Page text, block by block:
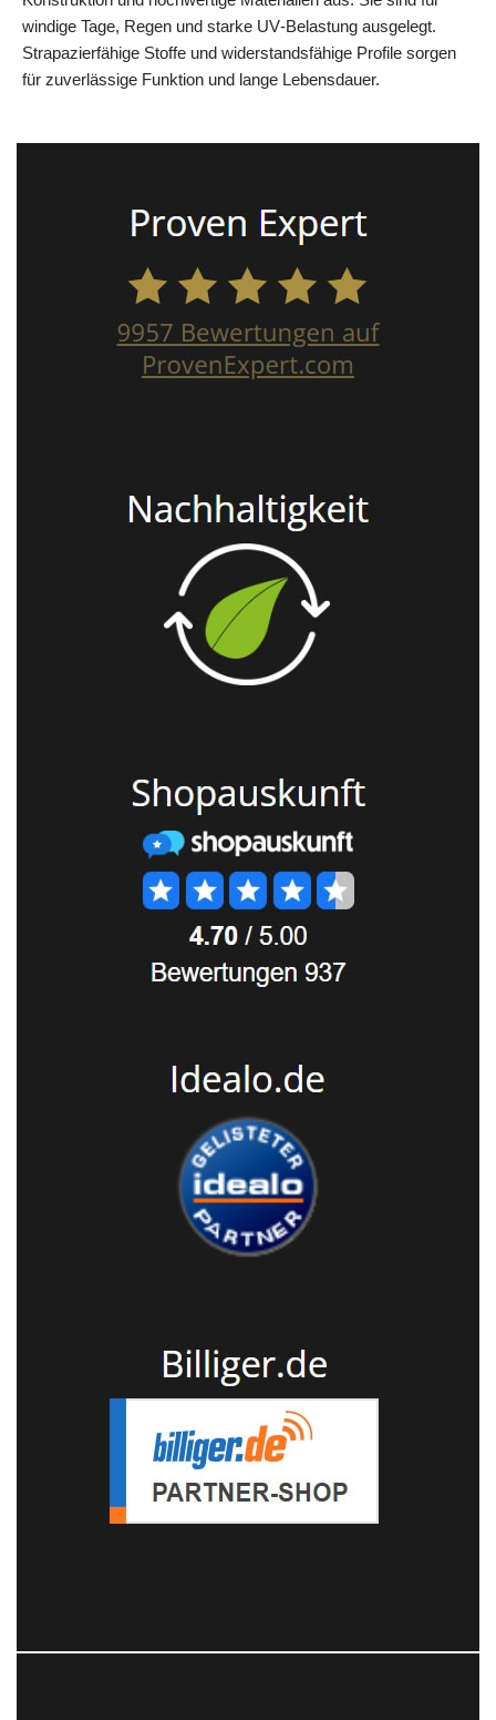
windige Tage, Regen und starke UV‑Belastung ausgelegt.
Strapazierfähige Stoffe und widerstandsfähige Profile sorgen
für zuverlässige Funktion und lange Lebensdauer.